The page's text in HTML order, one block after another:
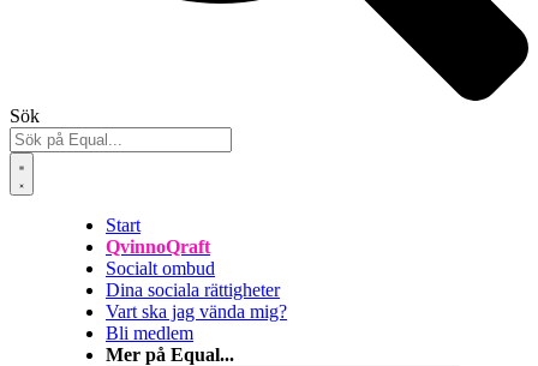
Sök
Start
QvinnoQraft
Socialt ombud
Dina sociala rättigheter
Vart ska jag vända mig?
Bli medlem
Mer på Equal...